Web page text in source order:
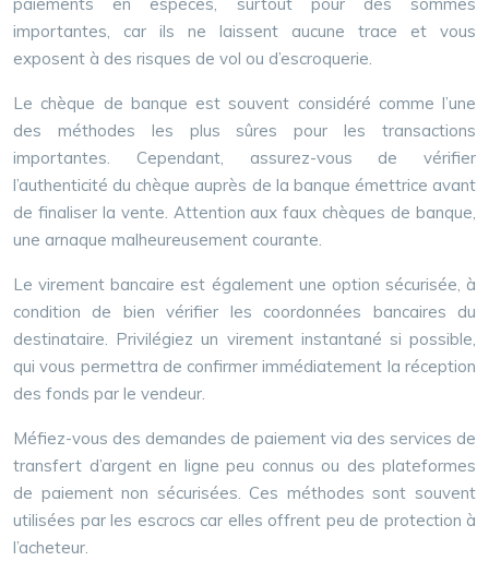
importantes, car ils ne laissent aucune trace et vous
exposent à des risques de vol ou d’escroquerie.
Le chèque de banque est souvent considéré comme l’une
des méthodes les plus sûres pour les transactions
importantes. Cependant, assurez-vous de vérifier
l’authenticité du chèque auprès de la banque émettrice avant
de finaliser la vente. Attention aux faux chèques de banque,
une arnaque malheureusement courante.
Le virement bancaire est également une option sécurisée, à
condition de bien vérifier les coordonnées bancaires du
destinataire. Privilégiez un virement instantané si possible,
qui vous permettra de confirmer immédiatement la réception
des fonds par le vendeur.
Méfiez-vous des demandes de paiement via des services de
transfert d’argent en ligne peu connus ou des plateformes
de paiement non sécurisées. Ces méthodes sont souvent
utilisées par les escrocs car elles offrent peu de protection à
l’acheteur.